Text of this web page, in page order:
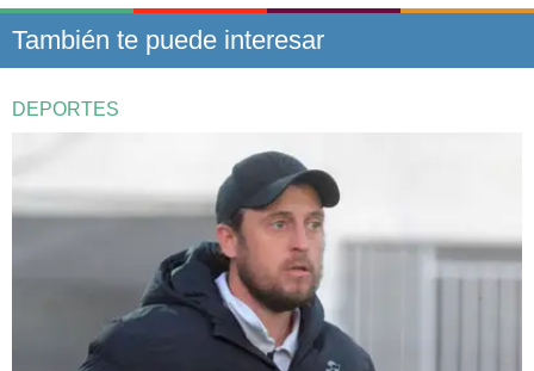
También te puede interesar
DEPORTES